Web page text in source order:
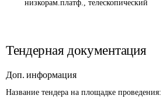
низкорам.платф., телескопический
Тендерная документация
Доп. информация
Название тендера на площадке проведения: